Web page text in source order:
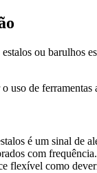
ou barulhos
de
é um sinal de
com frequência.
flexível como